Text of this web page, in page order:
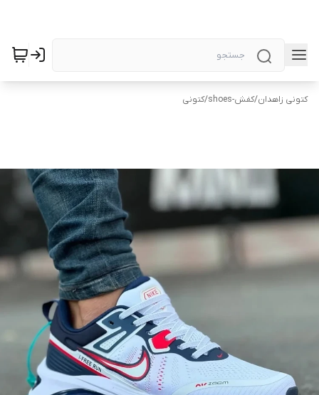
کتونی زاهدان/کفش-shoes /کتونی